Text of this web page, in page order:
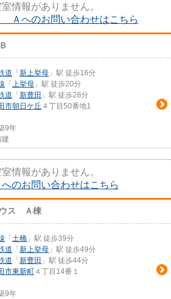
情報がありません。
Ａへのお問い合わせはこちら
道 「 新上挙母 」駅 徒歩16分
「 上挙母 」駅 徒歩20分
道 「 新豊田 」駅 徒歩28分
市朝日ケ丘 ４丁目50番地1
9年
建
情報がありません。
のお問い合わせはこちら
ス Ａ棟
「 土橋 」駅 徒歩39分
道 「 新上挙母 」駅 徒歩49分
道 「 新豊田 」駅 徒歩44分
市東新町 ４丁目14番１
9年